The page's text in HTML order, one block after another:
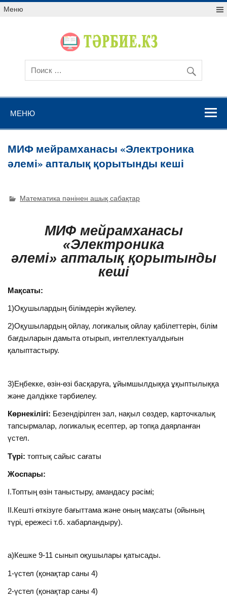
Меню
МЕНЮ
МИФ мейрамханасы «Электроника
әлемі» апталық қорытынды кеші
Математика пәнінен ашық сабақтар
МИФ мейрамханасы
«Электроника
әлемі» апталық қорытынды
кеші
Мақсаты:
1)Оқушылардың білімдерін жүйелеу.
2)Оқушылардың ойлау, логикалық ойлау қабілеттерін, білім
бағдыларын дамыта отырып, интеллектуалдығын
қалыптастыру.
3)Еңбекке, өзін-өзі басқаруға, ұйымшылдыққа ұқыптылыққа
және дәлдікке тәрбиелеу.
Көрнекілігі: Безендірілген зал, нақыл сөздер, карточкалық
тапсырмалар, логикалық есептер, әр топқа даярланған
үстел.
Түрі: топтық сайыс сағаты
Жоспары:
І.Топтың өзін таныстыру, амандасу рәсімі;
ІІ.Кешті өткізуге бағыттама және оның мақсаты (ойының
түрі, ережесі т.б. хабарландыру).
а)Кешке 9-11 сынып оқушылары қатысады.
1-үстел (қонақтар саны 4)
2-үстел (қонақтар саны 4)